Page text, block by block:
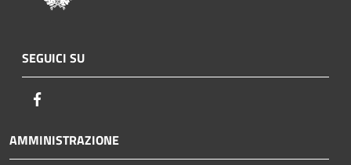
SEGUICI SU
AMMINISTRAZIONE